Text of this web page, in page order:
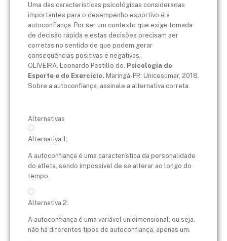
Uma das características psicológicas consideradas
importantes para o desempenho esportivo é a
autoconfiança. Por ser um contexto que exige tomada
de decisão rápida e estas decisões precisam ser
corretas no sentido de que podem gerar
consequências positivas e negativas.
OLIVEIRA, Leonardo Pestillo de. Psicologia do
Esporte e do Exercício. Maringá-PR: Unicesumar, 2018.
Sobre a autoconfiança, assinale a alternativa correta.
Alternativas
Alternativa 1:
A autoconfiança é uma característica da personalidade
do atleta, sendo impossível de se alterar ao longo do
tempo.
Alternativa 2:
A autoconfiança é uma variável unidimensional, ou seja,
não há diferentes tipos de autoconfiança, apenas um.